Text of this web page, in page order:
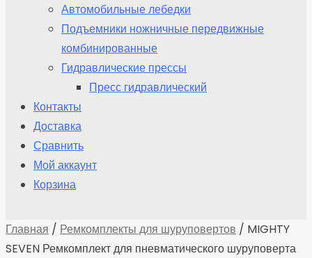
Автомобильные лебедки
Подъемники ножничные передвижные
комбинированные
Гидравлические прессы
Пресс гидравлический
Контакты
Доставка
Сравнить
Мой аккаунт
Корзина
Главная / Ремкомплекты для шуруповертов / MIGHTY
SEVEN Ремкомплект для пневматического шуруповерта